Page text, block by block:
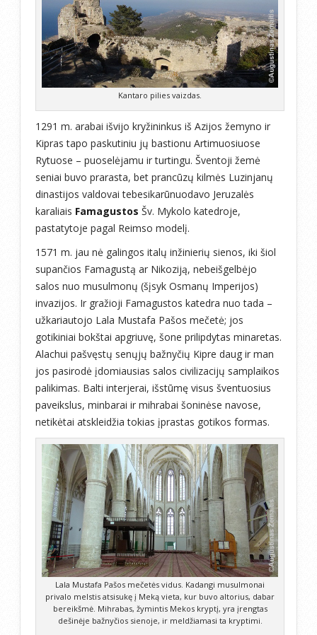
Kantaro pilies vaizdas.
1291 m. arabai išvijo kryžininkus iš Azijos žemyno ir
Kipras tapo paskutiniu jų bastionu Artimuosiuose
Rytuose – puoselėjamu ir turtingu. Šventoji žemė
seniai buvo prarasta, bet prancūzų kilmės Luzinjanų
dinastijos valdovai tebesikarūnuodavo Jeruzalės
karaliais Famagustos Šv. Mykolo katedroje,
pastatytoje pagal Reimso modelį.
1571 m. jau nė galingos italų inžinierių sienos, iki šiol
supančios Famagustą ar Nikoziją, nebeišgelbėjo
salos nuo musulmonų (šįsyk Osmanų Imperijos)
invazijos. Ir gražioji Famagustos katedra nuo tada –
užkariautojo Lala Mustafa Pašos mečetė; jos
gotikiniai bokštai apgriuvę, šone prilipdytas minaretas.
Alachui pašvęstų senųjų bažnyčių Kipre daug ir man
jos pasirodė įdomiausias salos civilizacijų samplaikos
palikimas. Balti interjerai, išstūmę visus šventuosius
paveikslus, minbarai ir mihrabai šoninėse navose,
netikėtai atskleidžia tokias įprastas gotikos formas.
Lala Mustafa Pašos mečetės vidus. Kadangi musulmonai
privalo melstis atsisukę į Meką vieta, kur buvo altorius, dabar
bereikšmė. Mihrabas, žymintis Mekos kryptį, yra įrengtas
dešinėje bažnyčios sienoje, ir meldžiamasi ta kryptimi.